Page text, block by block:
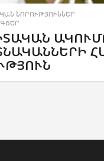
ՆՈՐՈՒԹՅՈՒՆՆԵՐ